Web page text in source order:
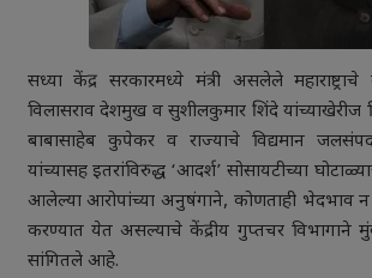
सध्या केंद्र सरकारमध्ये मंत्री असलेले महाराष्ट्राचे
विलासराव देशमुख व सुशीलकुमार शिंदे यांच्याखेरीज
बाबासाहेब कुपेकर व राज्याचे विद्यमान
यांच्यासह इतरांविरुद्ध ‘आदर्श’ सोसायटीच्या
आलेल्या आरोपांच्या अनुषंगाने, कोणताही भेदभाव
करण्यात येत असल्याचे केंद्रीय गुप्तचर विभागाने
सांगितले आहे.